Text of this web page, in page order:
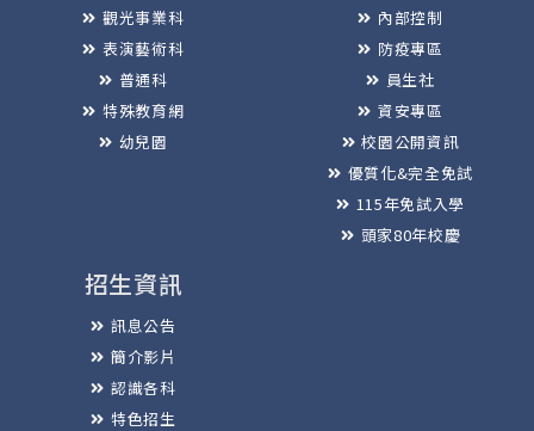
觀光事業科
表演藝術科
普通科
特殊教育網
幼兒園
內部控制
防疫專區
員生社
資安專區
校園公開資訊
優質化&完全免試
115年免試入學
頭家80年校慶
招生資訊
訊息公告
簡介影片
認識各科
特色招生